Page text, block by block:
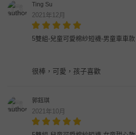
Ting Su
2021年12月
5雙組-兒童可愛棉紗短襪-男童車車款
很棒，可愛，孩子喜歡
郭鈺琪
2021年10月